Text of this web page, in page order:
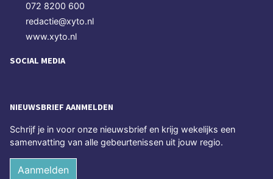
072 8200 600
redactie@xyto.nl
www.xyto.nl
SOCIAL MEDIA
NIEUWSBRIEF AANMELDEN
Schrijf je in voor onze nieuwsbrief en krijg wekelijks een
samenvatting van alle gebeurtenissen uit jouw regio.
Aanmelden